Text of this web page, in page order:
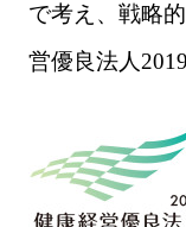
で考え、戦略
営優良法人 2019